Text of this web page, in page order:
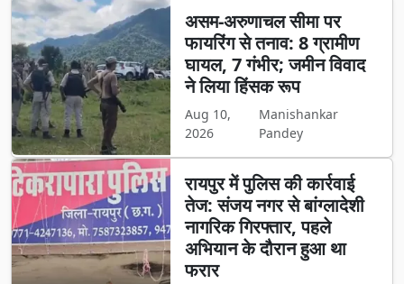
असम-अरुणाचल सीमा पर
फायरिंग से तनाव: 8 ग्रामीण
घायल, 7 गंभीर; जमीन विवाद
ने लिया हिंसक रूप
Aug 10,
2026
Manishankar
Pandey
रायपुर में पुलिस की कार्रवाई
तेज: संजय नगर से बांग्लादेशी
नागरिक गिरफ्तार, पहले
अभियान के दौरान हुआ था
फरार